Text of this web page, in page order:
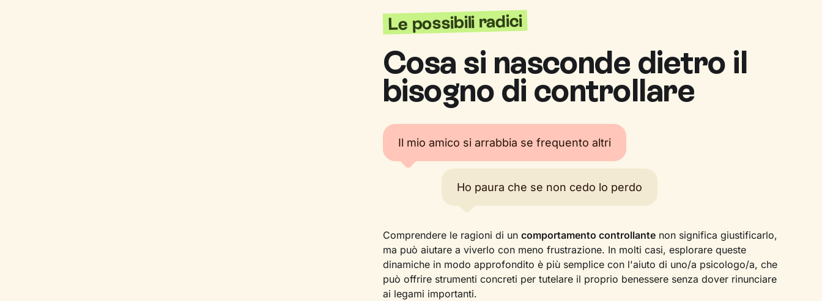
Le possibili radici
Cosa si nasconde dietro il
bisogno di controllare
Il mio amico si arrabbia se frequento altri
Ho paura che se non cedo lo perdo
Comprendere le ragioni di un comportamento controllantenon significa giustificarlo,
ma può aiutare a viverlo con meno frustrazione. In molti casi, esplorare queste
dinamiche in modo approfondito è più semplice con l'aiuto di uno/a psicologo/a, che
può offrire strumenti concreti per tutelare il proprio benessere senza dover rinunciare
ai legami importanti.